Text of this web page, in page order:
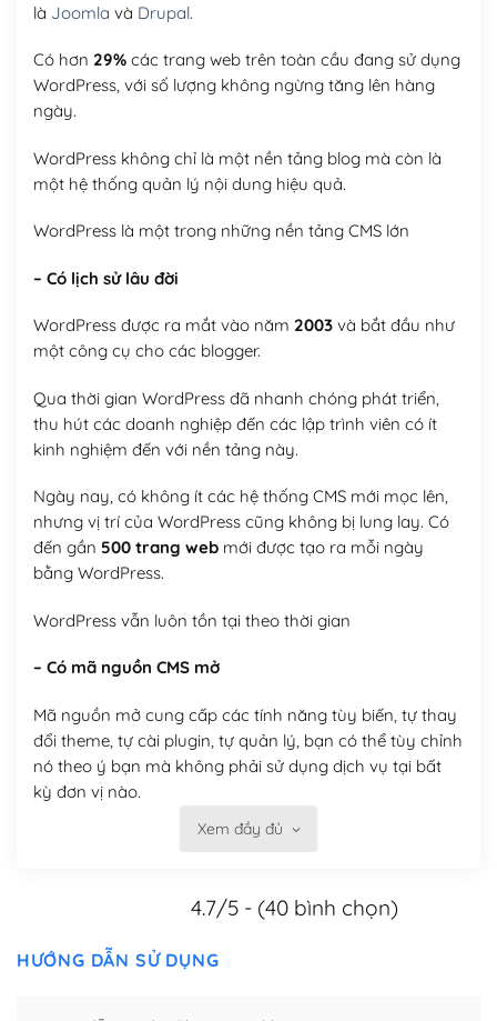
là Joomla và Drupal.
Có hơn 29%các trang web trên toàn cầu đang sử dụng
WordPress, với số lượng không ngừng tăng lên hàng
ngày.
WordPress không chỉ là một nền tảng blog mà còn là
một hệ thống quản lý nội dung hiệu quả.
WordPress là một trong những nền tảng CMS lớn
– Có lịch sử lâu đời
WordPress được ra mắt vào năm 2003và bắt đầu như
một công cụ cho các blogger.
Qua thời gian WordPress đã nhanh chóng phát triển,
thu hút các doanh nghiệp đến các lập trình viên có ít
kinh nghiệm đến với nền tảng này.
Ngày nay, có không ít các hệ thống CMS mới mọc lên,
nhưng vị trí của WordPress cũng không bị lung lay. Có
đến gần 500 trang webmới được tạo ra mỗi ngày
bằng WordPress.
WordPress vẫn luôn tồn tại theo thời gian
– Có mã nguồn CMS mở
Mã nguồn mở cung cấp các tính năng tùy biến, tự thay
đổi theme, tự cài plugin, tự quản lý, bạn có thể tùy chỉnh
nó theo ý bạn mà không phải sử dụng dịch vụ tại bất
kỳ đơn vị nào.
Việc của bạn là đăng ký một tên miền và hosting để
Có thể tùy biến trên website WordPress
– Thân thiện với công cụ tìm kiếm
Xem đầy đủ
4.7/5 - (40 bình chọn)
HƯỚNG DẪN SỬ DỤNG